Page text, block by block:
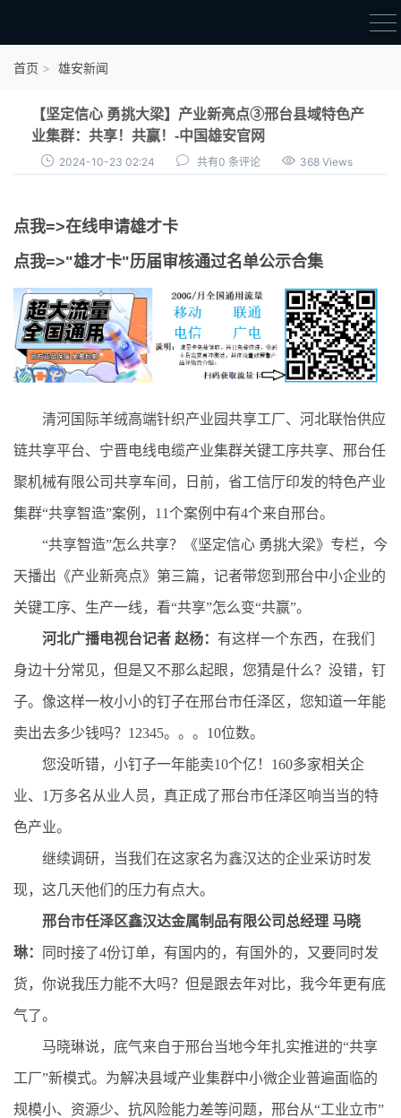
点我申领雄才卡
审核通过公示
首页 雄安新闻
【坚定信心 勇挑大梁】产业新亮点③邢台县域特色产
业集群：共享！共赢！-中国雄安官网
2024-10-23 02:24 共有0 条评论 368 Views
点我=>在线申请雄才卡
点我=>"雄才卡"历届审核通过名单公示合集
清河国际羊绒高端针织产业园共享工厂、河北联怡供应
链共享平台、宁晋电线电缆产业集群关键工序共享、邢台任
聚机械有限公司共享车间，日前，省工信厅印发的特色产业
集群“共享智造”案例，11个案例中有4个来自邢台。
“共享智造”怎么共享？《坚定信心 勇挑大梁》专栏，今
天播出《产业新亮点》第三篇，记者带您到邢台中小企业的
关键工序、生产一线，看“共享”怎么变“共赢”。
河北广播电视台记者 赵杨： 有这样一个东西，在我们
身边十分常见，但是又不那么起眼，您猜是什么？没错，钉
子。像这样一枚小小的钉子在邢台市任泽区，您知道一年能
卖出去多少钱吗？12345。。。10位数。
您没听错，小钉子一年能卖10个亿！160多家相关企
业、1万多名从业人员，真正成了邢台市任泽区响当当的特
色产业。
继续调研，当我们在这家名为鑫汉达的企业采访时发
现，这几天他们的压力有点大。
邢台市任泽区鑫汉达金属制品有限公司总经理 马晓
琳： 同时接了4份订单，有国内的，有国外的，又要同时发
货，你说我压力能不大吗？但是跟去年对比，我今年更有底
气了。
马晓琳说，底气来自于邢台当地今年扎实推进的“共享
工厂”新模式。为解决县域产业集群中小微企业普遍面临的
规模小、资源少、抗风险能力差等问题，邢台从“工业立市”